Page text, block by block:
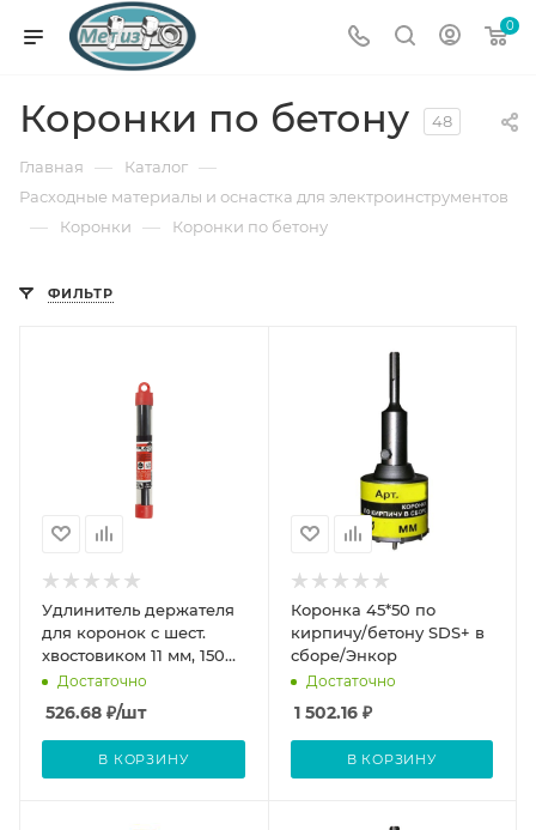
0
Коронки по бетону 48
Главная — Каталог —
Расходные материалы и оснастка для электроинструментов
— Коронки — Коронки по бетону
ФИЛЬТР
Удлинитель держателя
для коронок с шест.
хвостовиком 11 мм, 150
мм Pilorama
Достаточно
526.68 ₽/шт
В КОРЗИНУ
Коронка 45*50 по
кирпичу/бетону SDS+ в
сборе/Энкор
Достаточно
1 502.16₽
В КОРЗИНУ